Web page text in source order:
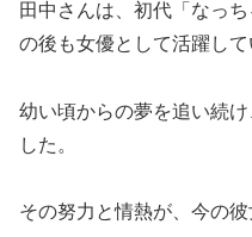
田中さんは、初代「なっ
の後も女優として活躍して
幼い頃からの夢を追い続
した。
その努力と情熱が、今の彼